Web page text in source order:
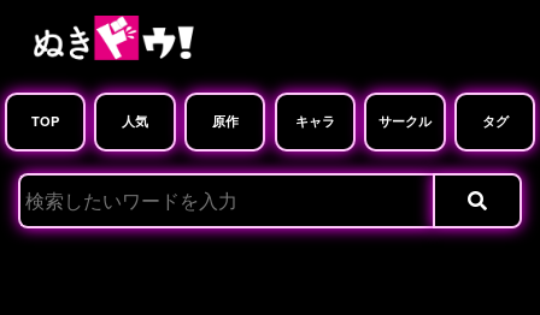
TOP 人気 原作 キャラ サークル タグ